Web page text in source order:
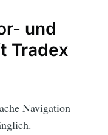
und
Tradex
Navigation